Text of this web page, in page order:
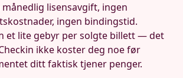
lisensavgift, ingen
ingen bindingstid.
et lite gebyr per solgte billett — det
ikke koster deg noe før
ditt faktisk tjener penger.